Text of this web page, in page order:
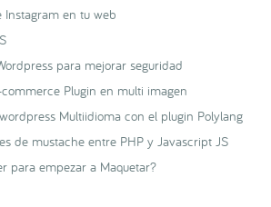
Instagram en tu web
para mejorar seguridad
Plugin en multi imagen
Multiidioma con el plugin Polylang
de mustache entre PHP y Javascript JS
para empezar a Maquetar?